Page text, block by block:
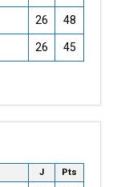
26 48
26 45
J Pts